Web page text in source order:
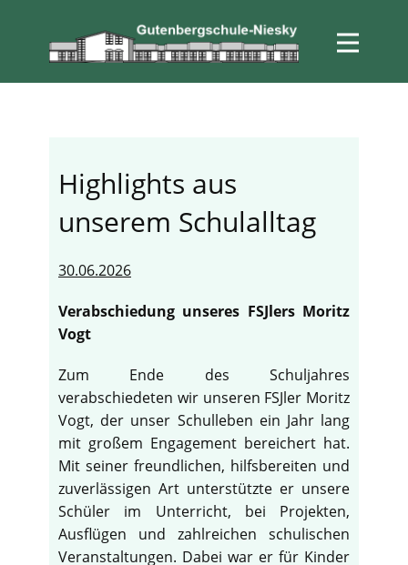
Highlights aus
unserem Schulalltag
30.06.2026
Verabschiedung unseres FSJlers Moritz
Vogt
Zum Ende des Schuljahres
verabschiedeten wir unseren FSJler Moritz
Vogt, der unser Schulleben ein Jahr lang
mit großem Engagement bereichert hat.
Mit seiner freundlichen, hilfsbereiten und
zuverlässigen Art unterstützte er unsere
Schüler im Unterricht, bei Projekten,
Ausflügen und zahlreichen schulischen
Veranstaltungen. Dabei war er für Kinder